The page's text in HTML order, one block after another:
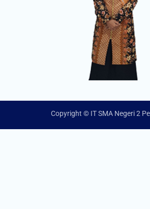
Copyright © IT SMA Negeri 2